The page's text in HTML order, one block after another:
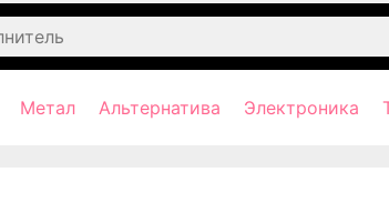
Метал Альтернатива Электроника